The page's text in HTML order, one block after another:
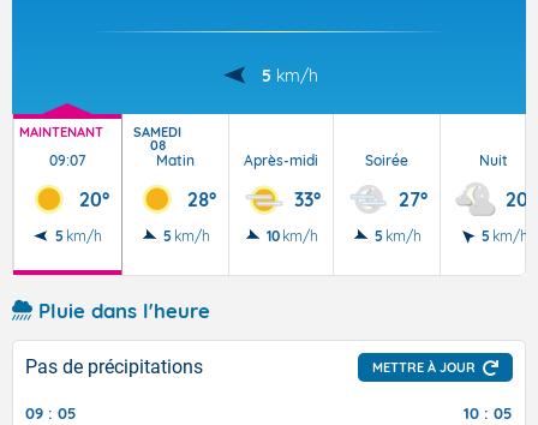
5 km/h
MAINTENANT
09:07
20°
5 km/h
SAMEDI
08
Matin
28°
5 km/h
Après-midi
33°
10 km/h
Soirée
27°
5 km/h
Nuit
20°
5 km/h
Pluie dans l'heure
Pas de précipitations METTRE À JOUR
09 : 05 10 : 05